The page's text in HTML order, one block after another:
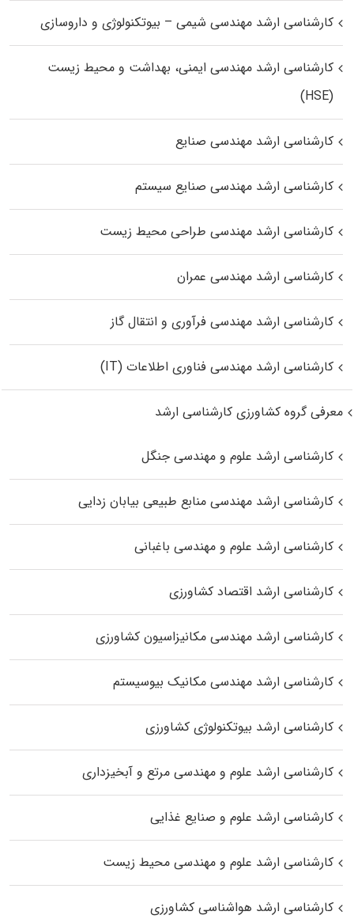
کارشناسی ارشد مهندسی شیمی – بیوتکنولوژی و داروسازی
کارشناسی ارشد مهندسی ایمنی، بهداشت و محیط زیست
(HSE)
کارشناسی ارشد مهندسی صنایع
کارشناسی ارشد مهندسی صنایع سیستم
کارشناسی ارشد مهندسی طراحی محیط زیست
کارشناسی ارشد مهندسی عمران
کارشناسی ارشد مهندسی فرآوری و انتقال گاز
کارشناسی ارشد مهندسی فناوری اطلاعات (IT)
معرفی گروه کشاورزی کارشناسی ارشد
کارشناسی ارشد علوم و مهندسی جنگل
کارشناسی ارشد مهندسی منابع طبیعی بیابان زدایی
کارشناسی ارشد علوم و مهندسی باغبانی
کارشناسی ارشد اقتصاد کشاورزی
کارشناسی ارشد مهندسی مکانیزاسیون کشاورزی
کارشناسی ارشد مهندسی مکانیک بیوسیستم
کارشناسی ارشد بیوتکنولوژی کشاورزی
کارشناسی ارشد علوم و مهندسی مرتع و آبخیزداری
کارشناسی ارشد علوم و صنایع غذایی
کارشناسی ارشد علوم و مهندسی محیط زیست
کارشناسی ارشد هواشناسی کشاورزی